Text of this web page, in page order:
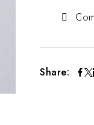
Share: